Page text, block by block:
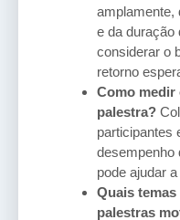
amplamente,
e da duração
considerar o
retorno
Como medir
palestra?
participantes
desempenho
pode ajudar
Quais
palestras